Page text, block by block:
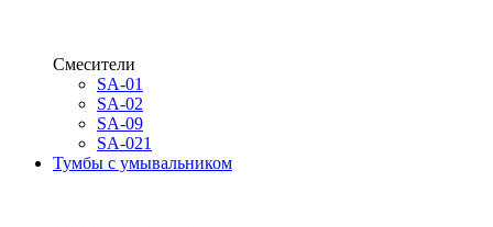
Смесители
SA-01
SA-02
SA-09
SA-021
Тумбы с умывальником